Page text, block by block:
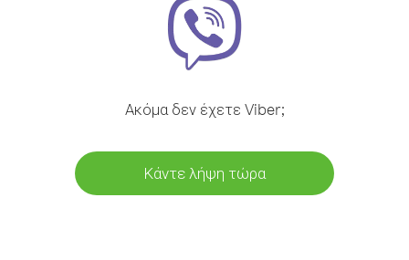
Ακόμα δεν έχετε Viber;
Κάντε λήψη τώρα